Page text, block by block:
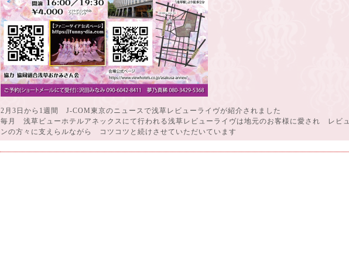
2月3日から1週間 J-COM東京のニュースで浅草レビューライヴが紹介されました
毎月 浅草ビューホテルアネックスにて行われる浅草レビューライヴは地元のお客様に愛され レビ
ンの方々に支えらルながら コツコツと続けさせていただいています